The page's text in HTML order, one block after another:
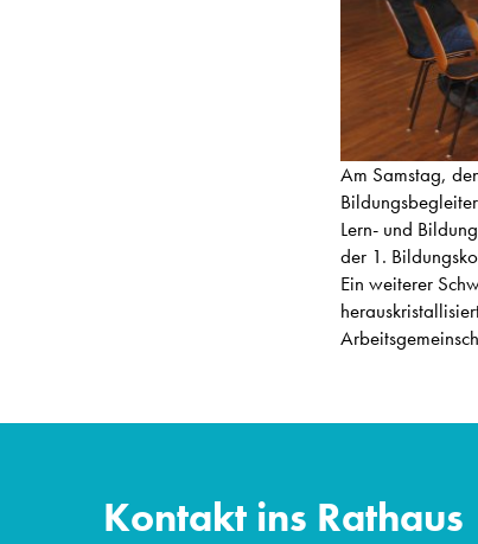
Am Samstag,
Lern- und
der 1.
Ein weiterer
Kontakt ins Rathaus